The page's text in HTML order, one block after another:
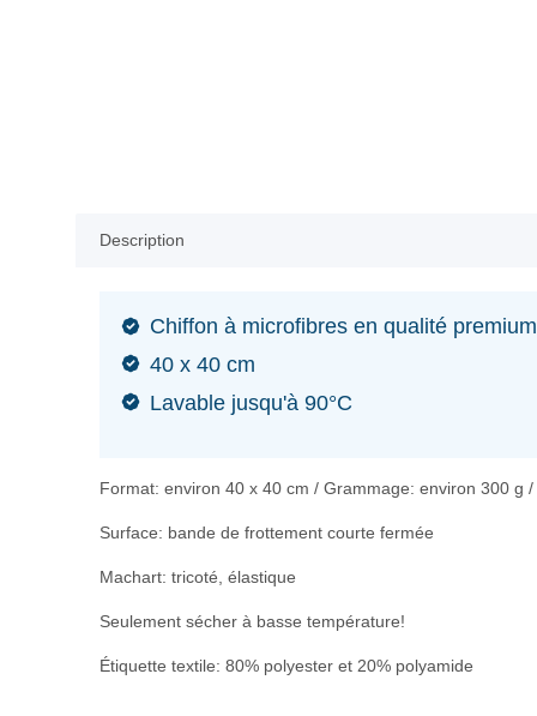
Description
Chiffon à microfibres en qualité premium
40 x 40 cm
Lavable jusqu'à 90°C
Format: environ 40 x 40 cm / Grammage: environ 300 g /
Surface: bande de frottement courte fermée
Machart: tricoté, élastique
Seulement sécher à basse température!
Étiquette textile: 80% polyester et 20% polyamide